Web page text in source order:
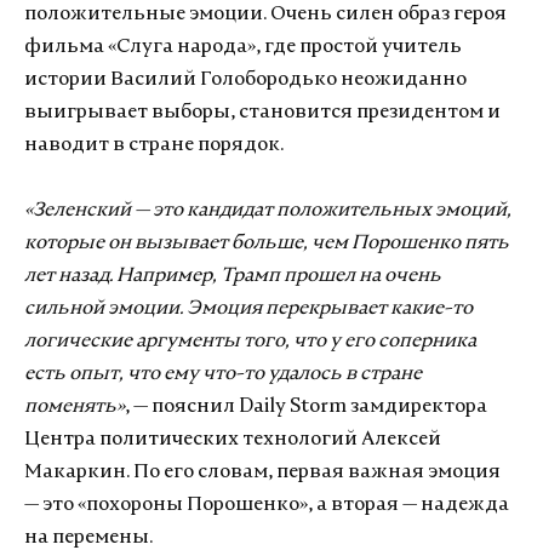
положительные эмоции. Очень силен образ героя
фильма «Слуга народа», где простой учитель
истории Василий Голобородько неожиданно
выигрывает выборы, становится президентом и
наводит в стране порядок.
«Зеленский — это кандидат положительных эмоций,
которые он вызывает больше, чем Порошенко пять
лет назад. Например, Трамп прошел на очень
сильной эмоции. Эмоция перекрывает какие-то
логические аргументы того, что у его соперника
есть опыт, что ему что-то удалось в стране
поменять», — пояснил Daily Storm замдиректора
Центра политических технологий Алексей
Макаркин. По его словам, первая важная эмоция
— это «похороны Порошенко», а вторая — надежда
на перемены.